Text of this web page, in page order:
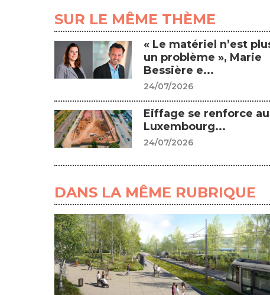
SUR LE MÊME THÈME
« Le matériel n’est
un problème », Marie
Bessière e...
24/07/2026
Eiffage se renforce au
Luxembourg...
24/07/2026
DANS LA MÊME RUBRIQUE